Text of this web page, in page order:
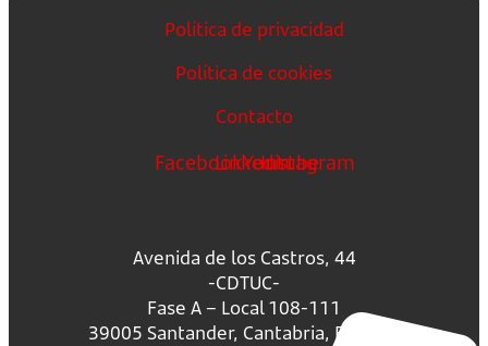
Política de privacidad
Política de cookies
Contacto
FacebookLinkedin
Youtube
Instagram
Avenida de los Castros, 44
-CDTUC-
Fase A – Local 108-111
39005 Santander, Cantabria, España.